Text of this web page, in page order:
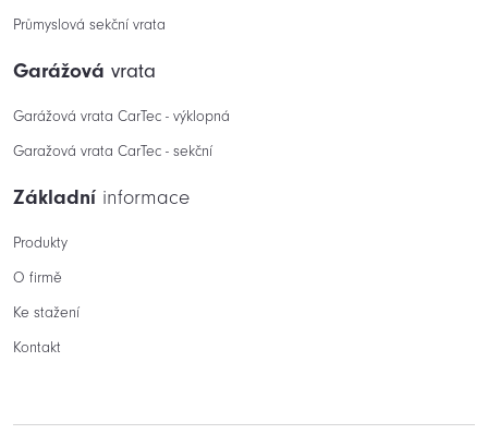
Průmyslová sekční vrata
Garážová vrata
Garážová vrata CarTec - výklopná
Garažová vrata CarTec - sekční
Základní informace
Produkty
O firmě
Ke stažení
Kontakt